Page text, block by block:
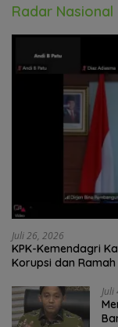
Radar Nasional
Juli 26, 2026
KPK-Kemendagri
Korupsi dan